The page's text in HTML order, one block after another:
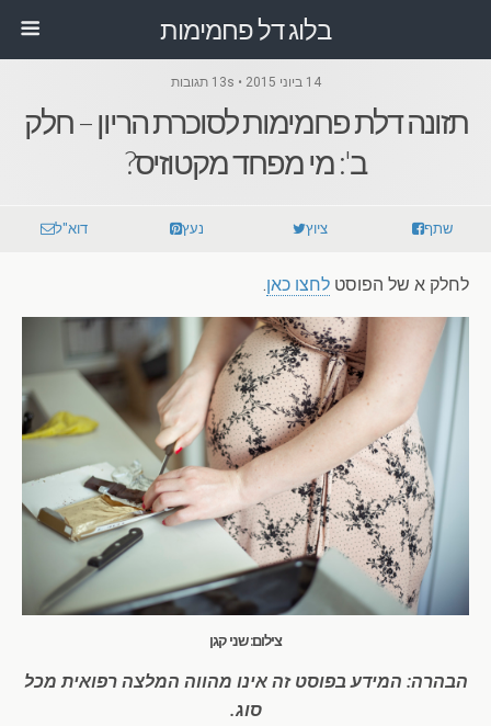
בלוג דל פחמימות
14 ביוני 2015 • 13s תגובות
תזונה דלת פחמימות לסוכרת הריון – חלק
ב': מי מפחד מקטוזיס?
שתף ציוץ נעץ דוא"ל
לחלק א של הפוסט לחצו כאן.
צילום: שני קגן
הבהרה: המידע בפוסט זה אינו מהווה המלצה רפואית מכל
סוג.